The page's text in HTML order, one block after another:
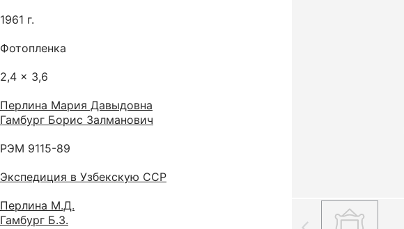
1961 г.
Фотопленка
2,4 x 3,6
Перлина Мария Давыдовна
Гамбург Борис Залманович
РЭМ 9115-89
Экспедиция в Узбекскую ССР
Перлина М.Д.
Гамбург Б.З.